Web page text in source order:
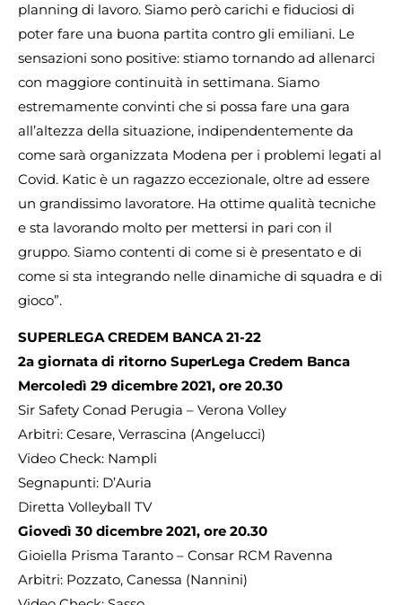
planning di lavoro. Siamo però carichi e fiduciosi di
poter fare una buona partita contro gli emiliani. Le
sensazioni sono positive: stiamo tornando ad allenarci
con maggiore continuità in settimana. Siamo
estremamente convinti che si possa fare una gara
all’altezza della situazione, indipendentemente da
come sarà organizzata Modena per i problemi legati al
Covid. Katic è un ragazzo eccezionale, oltre ad essere
un grandissimo lavoratore. Ha ottime qualità tecniche
e sta lavorando molto per mettersi in pari con il
gruppo. Siamo contenti di come si è presentato e di
come si sta integrando nelle dinamiche di squadra e di
gioco”.
SUPERLEGA CREDEM BANCA 21-22
2a giornata di ritorno SuperLega Credem Banca
Mercoledì 29 dicembre 2021, ore 20.30
Sir Safety Conad Perugia – Verona Volley
Arbitri: Cesare, Verrascina (Angelucci)
Video Check: Nampli
Segnapunti: D’Auria
Diretta Volleyball TV
Giovedì 30 dicembre 2021, ore 20.30
Gioiella Prisma Taranto – Consar RCM Ravenna
Arbitri: Pozzato, Canessa (Nannini)